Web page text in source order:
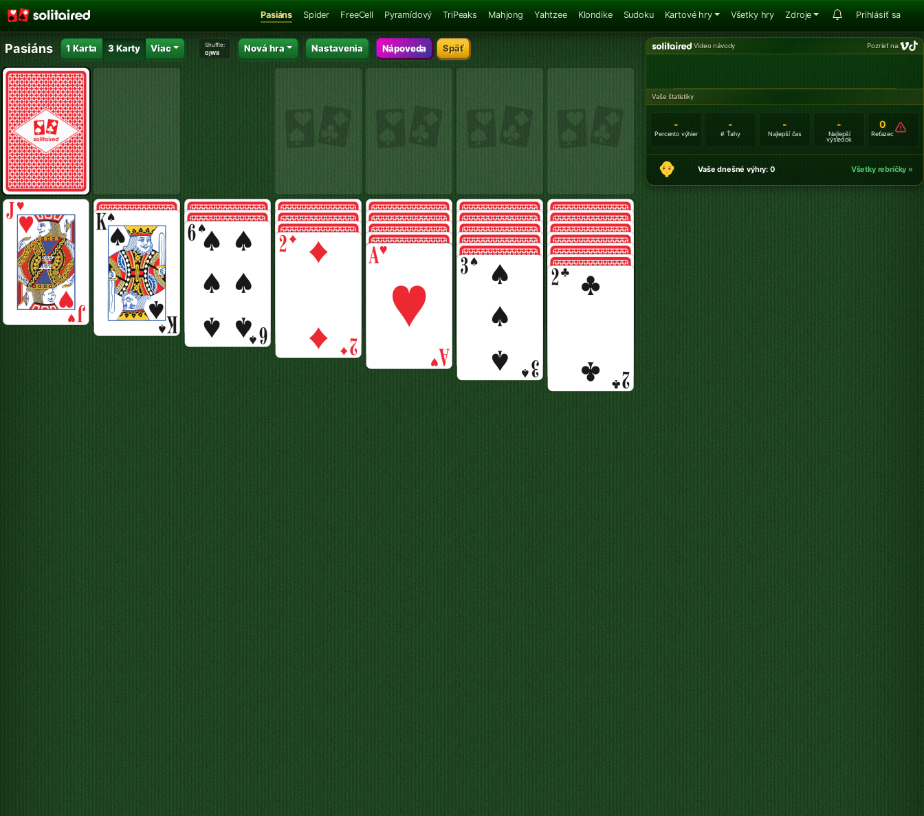
Pasiáns Spider FreeCell Pyramídový TriPeaks Mahjong Yahtzee Klondike Sudoku Kartové hry Všetky hry Zdroje Prihlásiť sa
Pasiáns 1 Karta 3 Karty Viac
Shuffle:
0jW8
Nová hra Nastavenia Nápoveda Späť Video návody Pozrieť na:
Vaše štatistiky
-
Percento výhier
-
# Ťahy
-
Najlepší čas
-
Najlepší
výsledok
0
Reťazec
Vaše dnešné výhry: 0 Všetky rebríčky »